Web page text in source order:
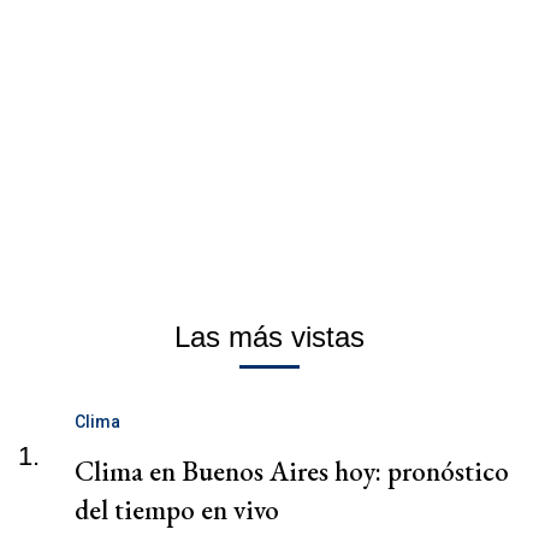
Las más vistas
1.
Clima
Clima en Buenos Aires hoy: pronóstico
del tiempo en vivo